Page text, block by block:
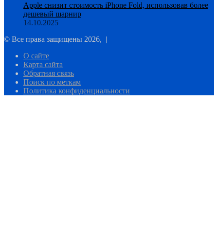
Apple снизит стоимость iPhone Fold, использовав более
дешевый шарнир
14.10.2025
© Все права защищены 2026, |
О сайте
Карта сайта
Обратная связь
Поиск по меткам
Политика конфиденциальности